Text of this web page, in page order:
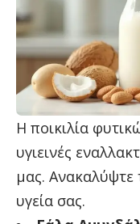
Η ποικιλία
υγιεινές
μας.
υγεία σας.